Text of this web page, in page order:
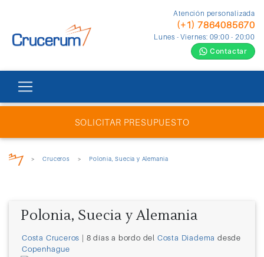
Atención personalizada
(+1) 7864085670
Lunes - Viernes: 09:00 - 20:00
Contactar
SOLICITAR PRESUPUESTO
> Cruceros > Polonia, Suecia y Alemania
Polonia, Suecia y Alemania
Costa Cruceros | 8 días a bordo del Costa Diadema desde
Copenhague